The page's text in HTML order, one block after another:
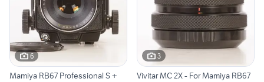
6
Mamiya RB67 Professional S +
3
Vivitar MC 2X - For Mamiya RB67